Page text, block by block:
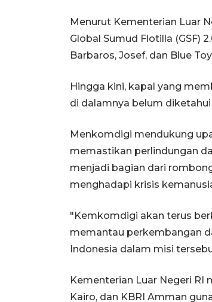
Menurut Kementerian Luar
Global Sumud Flotilla (GSF)
Barbaros, Josef, dan Blue
Hingga kini, kapal yang
di dalamnya belum
Menkomdigi mendukung
memastikan perlindungan
menjadi bagian dari
menghadapi krisis
"Kemkomdigi akan terus
memantau perkembangan
Indonesia dalam misi
Kementerian Luar Negeri RI
Kairo, dan KBRI Amman